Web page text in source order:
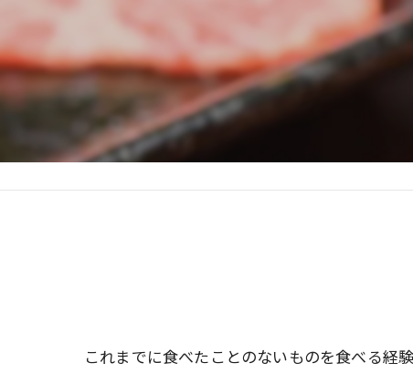
これまでに食べたことのないものを食べる経